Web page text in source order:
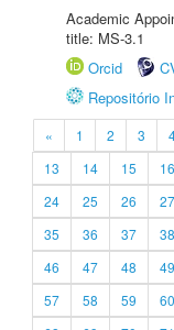
Academic
title: MS-3.1
Orcid
Repositório
« 1 2 3
13
14 15 16
24
25 26 27
35
36 37 38
46
47 48 49
57
58 59 60